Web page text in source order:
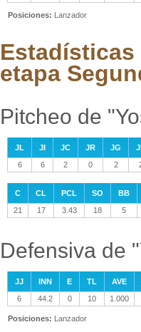
Posiciones: Lanzador
Estadísticas
etapa
Pitcheo de
JL JI JC JR JG
6
6 2 0 2
C CL PCL SO
BB
21
17 3.43 18 5
Defensiva de
JJ INN E TL
AVE
6
44.2 0 10 1.000
Posiciones: Lanzador